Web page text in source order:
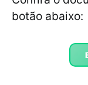
botão abaixo: